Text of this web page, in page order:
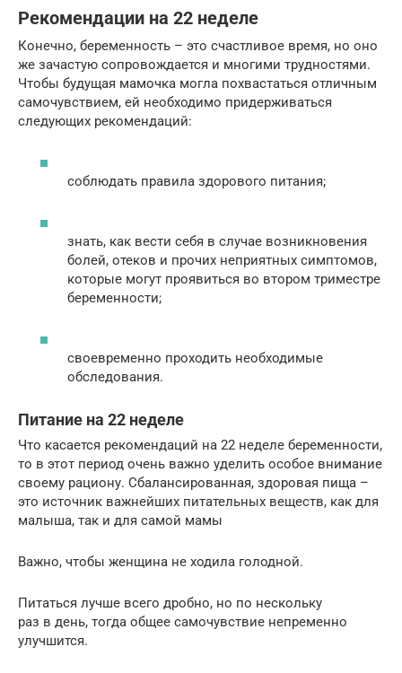
Рекомендации на 22 неделе
Конечно, беременность – это счастливое время, но оно
же зачастую сопровождается и многими трудностями.
Чтобы будущая мамочка могла похвастаться отличным
самочувствием, ей необходимо придерживаться
следующих рекомендаций:
соблюдать правила здорового питания;
знать, как вести себя в случае возникновения
болей, отеков и прочих неприятных симптомов,
которые могут проявиться во втором триместре
беременности;
своевременно проходить необходимые
обследования.
Питание на 22 неделе
Что касается рекомендаций на 22 неделе беременности,
то в этот период очень важно уделить особое внимание
своему рациону. Сбалансированная, здоровая пища –
это источник важнейших питательных веществ, как для
малыша, так и для самой мамы
Важно, чтобы женщина не ходила голодной.
Питаться лучше всего дробно, но по нескольку
раз в день, тогда общее самочувствие непременно
улучшится.